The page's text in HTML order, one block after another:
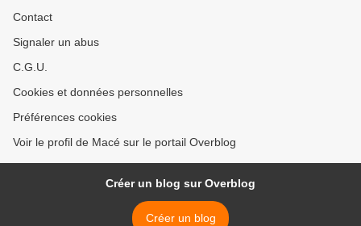
Contact
Signaler un abus
C.G.U.
Cookies et données personnelles
Préférences cookies
Voir le profil de Macé sur le portail Overblog
Créer un blog sur Overblog
Créer un blog